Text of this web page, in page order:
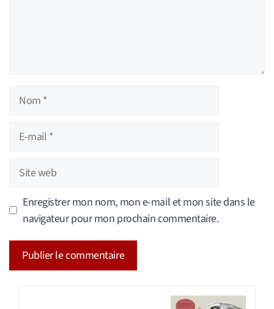
Nom
Site
web
Enregistrer mon nom, mon e-mail et mon site dans le
navigateur pour mon prochain commentaire.